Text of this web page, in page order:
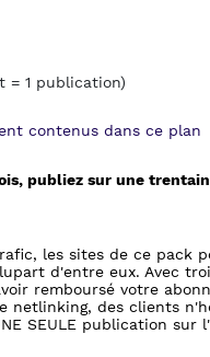
= 1 publication)
contenus dans ce plan
publiez sur une
les sites de ce pack
d'entre eux. Avec
remboursé votre
netlinking, des clients
SEULE publication sur